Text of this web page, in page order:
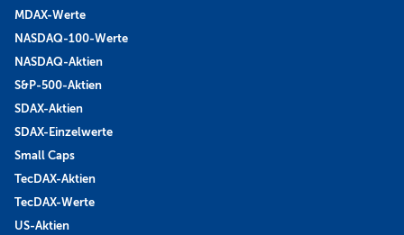
MDAX-Werte
NASDAQ-100-Werte
NASDAQ-Aktien
S&P-500-Aktien
SDAX-Aktien
SDAX-Einzelwerte
Small Caps
TecDAX-Aktien
TecDAX-Werte
US-Aktien